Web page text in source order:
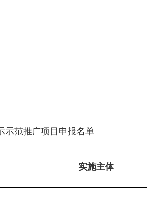
范推广项目申报名单
实施主体